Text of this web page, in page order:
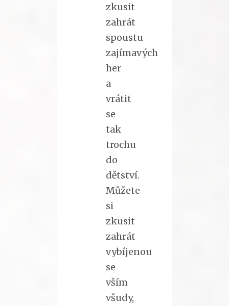
zkusit
zahrát
spoustu
zajímavých
her
a
vrátit
se
tak
trochu
do
dětství.
Můžete
si
zkusit
zahrát
vybíjenou
se
vším
všudy,